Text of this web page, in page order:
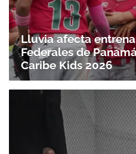
Lluvia afecta
Federales de
Caribe Kids 2026